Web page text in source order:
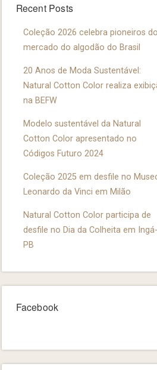
Recent Posts
Coleção 2026 celebra pioneiros do
mercado do algodão do Brasil
20 Anos de Moda Sustentável:
Natural Cotton Color realiza
na BEFW
Modelo sustentável da Natural
Cotton Color apresentado no
Códigos Futuro 2024
Coleção 2025 em desfile no
Leonardo da Vinci em Milão
Natural Cotton Color participa de
desfile no Dia da Colheita em Ingá-
PB
Facebook